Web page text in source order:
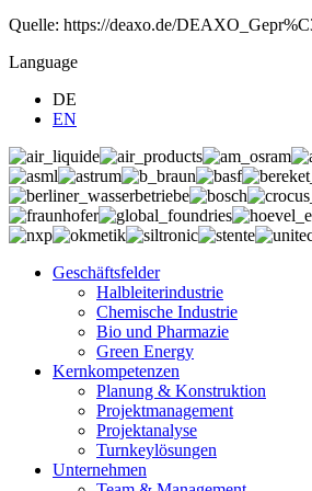
Quelle: https://deaxo.de/
Language
DE
EN
Geschäftsfelder
Halbleiterindustrie
Chemische Industrie
Bio und Pharmazie
Green Energy
Kernkompetenzen
Planung & Konstruktion
Projektmanagement
Projektanalyse
Turnkeylösungen
Unternehmen